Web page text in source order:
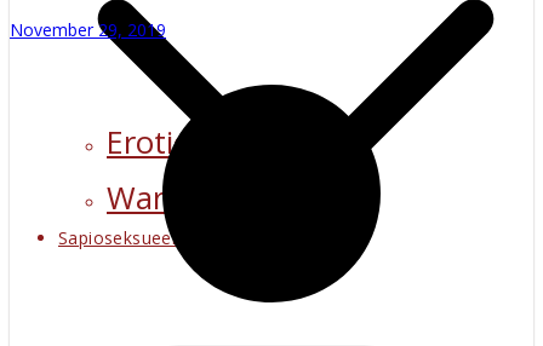
Erotiese kuns
Warm multimedia
Sapioseksueel
November 29, 2019